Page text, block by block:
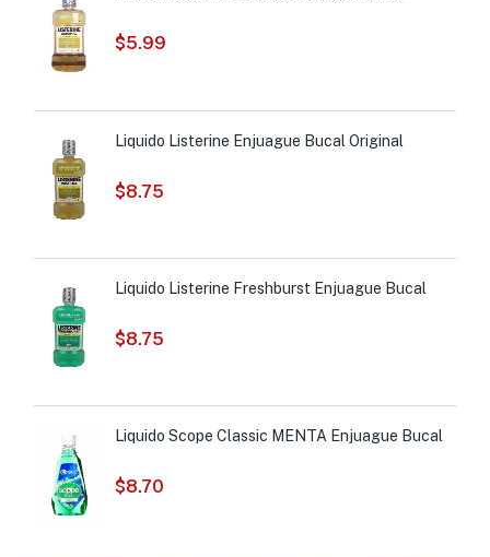
$5.99
Liquido Listerine Enjuague Bucal Original
$8.75
Liquido Listerine Freshburst Enjuague Bucal
$8.75
Liquido Scope Classic MENTA Enjuague Bucal
$8.70